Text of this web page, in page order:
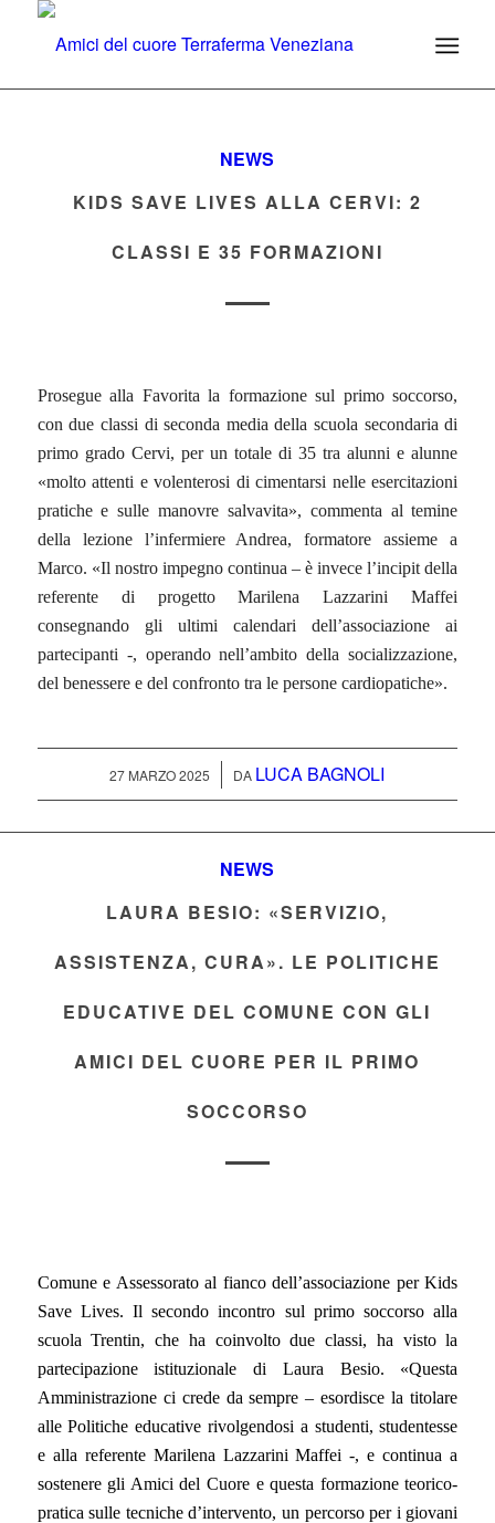
NEWS
KIDS SAVE LIVES ALLA CERVI: 2
CLASSI E 35 FORMAZIONI
Prosegue alla Favorita la formazione sul primo soccorso,
con due classi di seconda media della scuola secondaria di
primo grado Cervi, per un totale di 35 tra alunni e alunne
«molto attenti e volenterosi di cimentarsi nelle esercitazioni
pratiche e sulle manovre salvavita», commenta al temine
della lezione l’infermiere Andrea, formatore assieme a
Marco. «Il nostro impegno continua – è invece l’incipit della
referente di progetto Marilena Lazzarini Maffei
consegnando gli ultimi calendari dell’associazione ai
partecipanti -, operando nell’ambito della socializzazione,
del benessere e del confronto tra le persone cardiopatiche».
27 MARZO 2025
/ DA LUCA BAGNOLI
NEWS
LAURA BESIO: «SERVIZIO,
ASSISTENZA, CURA». LE POLITICHE
EDUCATIVE DEL COMUNE CON GLI
AMICI DEL CUORE PER IL PRIMO
SOCCORSO
Comune e Assessorato al fianco dell’associazione per Kids
Save Lives. Il secondo incontro sul primo soccorso alla
scuola Trentin, che ha coinvolto due classi, ha visto la
partecipazione istituzionale di Laura Besio. «Questa
Amministrazione ci crede da sempre – esordisce la titolare
alle Politiche educative rivolgendosi a studenti, studentesse
e alla referente Marilena Lazzarini Maffei -, e continua a
sostenere gli Amici del Cuore e questa formazione teorico-
pratica sulle tecniche d’intervento, un percorso per i giovani